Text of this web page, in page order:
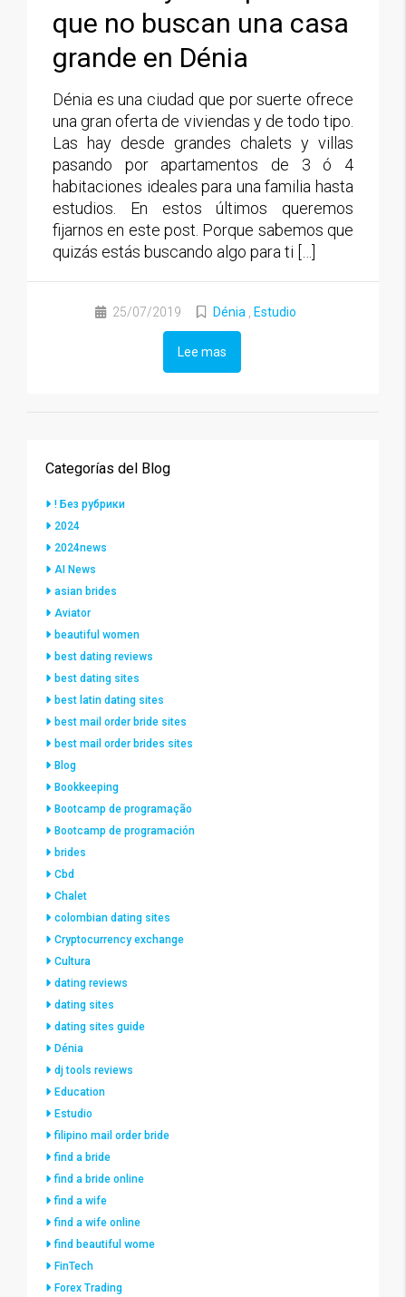
que no buscan una casa
grande en Dénia
Dénia es una ciudad que por suerte ofrece
una gran oferta de viviendas y de todo tipo.
Las hay desde grandes chalets y villas
pasando por apartamentos de 3 ó 4
habitaciones ideales para una familia hasta
estudios. En estos últimos queremos
fijarnos en este post. Porque sabemos que
quizás estás buscando algo para ti […]
25/07/2019 Dénia , Estudio
Lee mas
Categorías del Blog
! Без рубрики
2024
2024news
AI News
asian brides
Aviator
beautiful women
best dating reviews
best dating sites
best latin dating sites
best mail order bride sites
best mail order brides sites
Blog
Bookkeeping
Bootcamp de programação
Bootcamp de programación
brides
Cbd
Chalet
colombian dating sites
Cryptocurrency exchange
Cultura
dating reviews
dating sites
dating sites guide
Dénia
dj tools reviews
Education
Estudio
filipino mail order bride
find a bride
find a bride online
find a wife
find a wife online
find beautiful wome
FinTech
Forex Trading